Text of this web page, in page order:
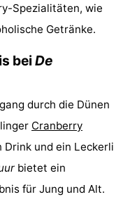
Spezialitäten, wie
Getränke.
bei De
durch die Dünen
Cranberry
und ein Leckerli
bietet ein
für Jung und Alt.